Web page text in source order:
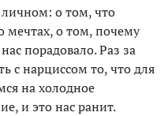
личном: о том, что
мечтах, о том, почему
порадовало. Раз за
с нарциссом то, что для
на холодное
и это нас ранит.